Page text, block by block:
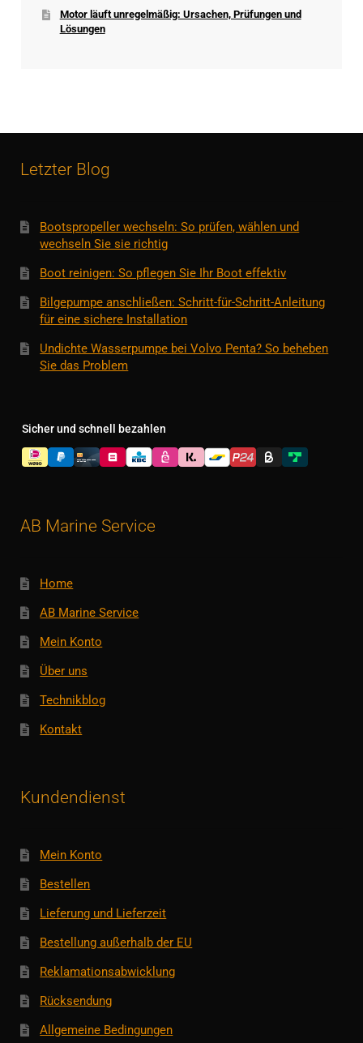
Motor läuft unregelmäßig: Ursachen, Prüfungen und
Lösungen
Letzter Blog
Bootspropeller wechseln: So prüfen, wählen und
wechseln Sie sie richtig
Boot reinigen: So pflegen Sie Ihr Boot effektiv
Bilgepumpe anschließen: Schritt-für-Schritt-Anleitung
für eine sichere Installation
Undichte Wasserpumpe bei Volvo Penta? So beheben
Sie das Problem
Sicher und schnell bezahlen
AB Marine Service
Home
AB Marine Service
Mein Konto
Über uns
Technikblog
Kontakt
Kundendienst
Mein Konto
Bestellen
Lieferung und Lieferzeit
Bestellung außerhalb der EU
Reklamationsabwicklung
Rücksendung
Allgemeine Bedingungen